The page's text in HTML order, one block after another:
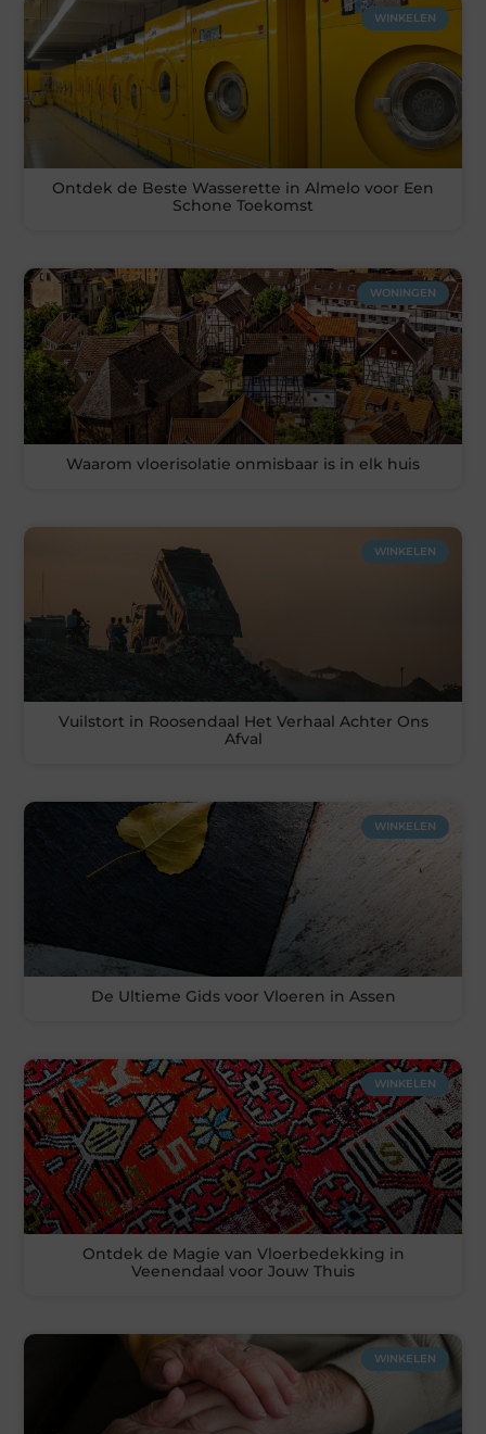
WINKELEN
Ontdek de Beste Wasserette in Almelo voor Een
Schone Toekomst
WONINGEN
Waarom vloerisolatie onmisbaar is in elk huis
WINKELEN
Vuilstort in Roosendaal Het Verhaal Achter Ons
Afval
WINKELEN
De Ultieme Gids voor Vloeren in Assen
WINKELEN
Ontdek de Magie van Vloerbedekking in
Veenendaal voor Jouw Thuis
WINKELEN